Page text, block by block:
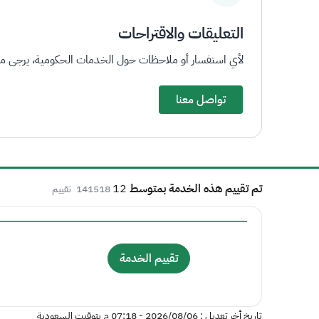
التعليقات والاقتراحات
لأي استفسار أو ملاحظات حول الخدمات الحكومية، يرجى
تواصل معنا
تم تقييم هذه الخدمة بمتوسط 12
141518 تقييم
تقييم الخدمة
تاريخ أخر تعديل : 06‏/08‏/2026 - 07:18 م بتوقيت السعودية